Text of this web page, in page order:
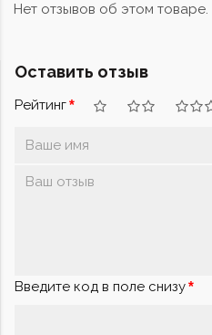
Нет отзывов об этом товаре.
Оставить отзыв
Рейтинг
Введите код в поле снизу